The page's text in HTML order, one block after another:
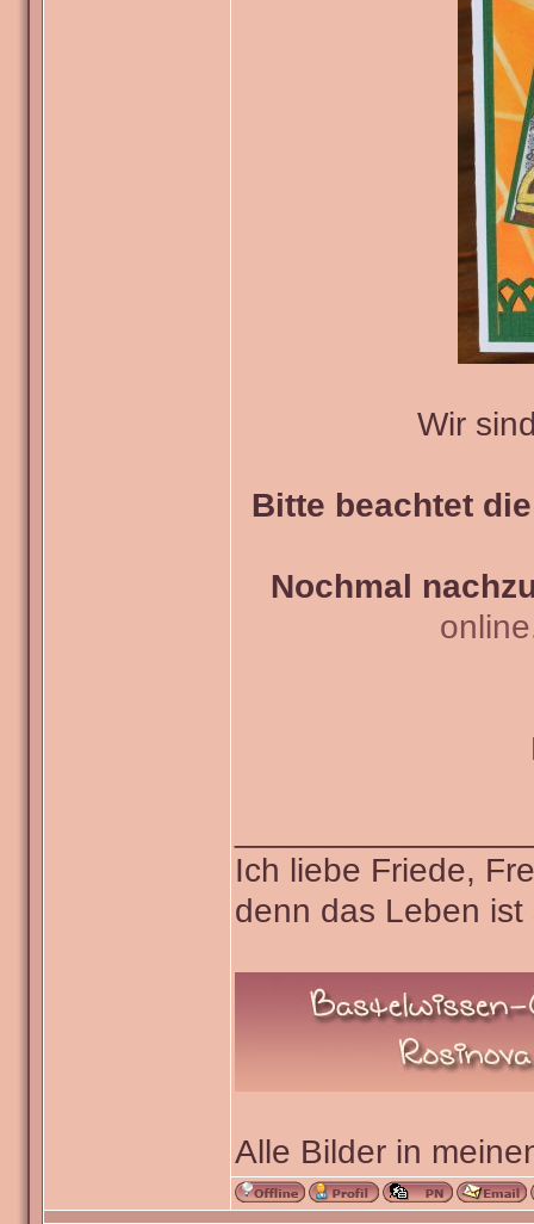
Wir
Bitte beachtet
Nochmal
Ich liebe Friede,
denn das Leben
Alle Bilder in